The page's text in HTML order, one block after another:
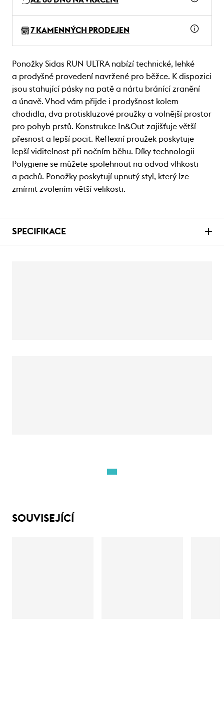
7 KAMENNÝCH PRODEJEN
Ponožky Sidas RUN ULTRA nabízí technické, lehké
a prodyšné provedení navržené pro běžce. K dispozici
jsou stahující pásky na patě a nártu bránící zranění
a únavě. Vhod vám přijde i prodyšnost kolem
chodidla, dva protiskluzové proužky a volnější prostor
pro pohyb prstů. Konstrukce In&Out zajišťuje větší
přesnost a lepší pocit. Reflexní proužek poskytuje
lepší viditelnost při nočním běhu. Díky technologii
Polygiene se můžete spolehnout na odvod vlhkosti
a pachů. Ponožky poskytují upnutý styl, který lze
zmírnit zvolením větší velikosti.
SPECIFIKACE
SOUVISEJÍCÍ